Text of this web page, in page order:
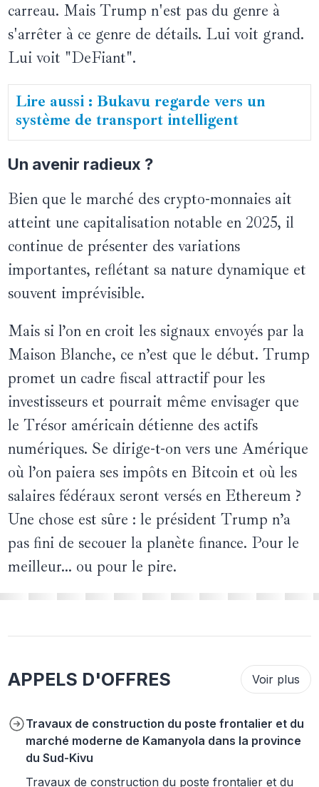
carreau. Mais Trump n'est pas du genre à
s'arrêter à ce genre de détails. Lui voit grand.
Lui voit "DeFiant".
Lire aussi : Bukavu regarde vers un
système de transport intelligent
Un avenir radieux ?
Bien que le marché des crypto-monnaies ait
atteint une capitalisation notable en 2025, il
continue de présenter des variations
importantes, reflétant sa nature dynamique et
souvent imprévisible.
Mais si l’on en croit les signaux envoyés par la
Maison Blanche, ce n’est que le début. Trump
promet un cadre fiscal attractif pour les
investisseurs et pourrait même envisager que
le Trésor américain détienne des actifs
numériques. Se dirige-t-on vers une Amérique
où l’on paiera ses impôts en Bitcoin et où les
salaires fédéraux seront versés en Ethereum ?
Une chose est sûre : le président Trump n’a
pas fini de secouer la planète finance. Pour le
meilleur... ou pour le pire.
APPELS D'OFFRES Voir plus
Travaux de construction du poste frontalier et du
marché moderne de Kamanyola dans la province
du Sud-Kivu
Travaux de construction du poste frontalier et du